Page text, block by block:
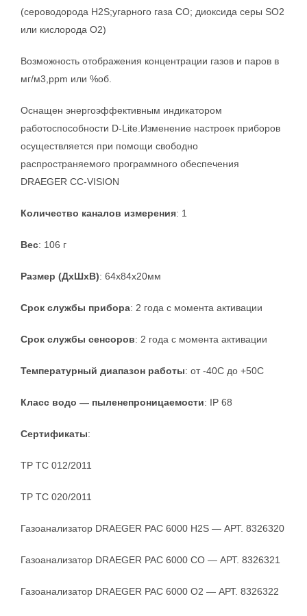
(сероводорода H2S;угарного газа СО; диоксида серы SO2
или кислорода О2)
Возможность отображения концентрации газов и паров в
мг/м3,ppm или %об.
Оснащен энергоэффективным индикатором
работоспособности D-Lite.Изменение настроек приборов
осуществляется при помощи свободно
распространяемого программного обеспечения
DRAEGER CC-VISION
Количество каналов измерения: 1
Вес: 106 г
Размер (ДхШхВ): 64х84х20мм
Срок службы прибора: 2 года с момента активации
Срок службы сенсоров: 2 года с момента активации
Температурный диапазон работы: от -40С до +50С
Класс водо — пыленепроницаемости: IP 68
Сертификаты:
ТР ТС 012/2011
ТР ТС 020/2011
Газоанализатор DRAEGER PAC 6000 H2S — АРТ. 8326320
Газоанализатор DRAEGER PAC 6000 CO — АРТ. 8326321
Газоанализатор DRAEGER PAC 6000 O2 — АРТ. 8326322